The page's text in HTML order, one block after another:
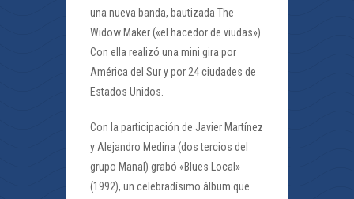
una nueva banda, bautizada The
Widow Maker («el hacedor de viudas»).
Con ella realizó una mini gira por
América del Sur y por 24 ciudades de
Estados Unidos.
Con la participación de Javier Martínez
y Alejandro Medina (dos tercios del
grupo Manal) grabó «Blues Local»
(1992), un celebradísimo álbum que